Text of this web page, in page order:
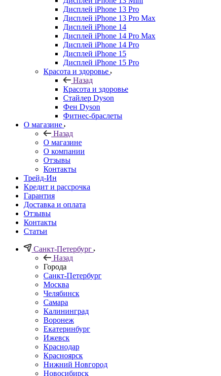
Дисплей iPhone 13 Pro
Дисплей iPhone 13 Pro Max
Дисплей iPhone 14
Дисплей iPhone 14 Pro Max
Дисплей iPhone 14 Pro
Дисплей iPhone 15
Дисплей iPhone 15 Pro
Красота и здоровье
Назад
Красота и здоровье
Стайлер Dyson
Фен Dyson
Фитнес-браслеты
О магазине
Назад
О магазине
О компании
Отзывы
Контакты
Трейд-Ин
Кредит и рассрочка
Гарантия
Доставка и оплата
Отзывы
Контакты
Статьи
Санкт-Петербург
Назад
Города
Санкт-Петербург
Москва
Челябинск
Самара
Калининград
Воронеж
Екатеринбург
Ижевск
Краснодар
Красноярск
Нижний Новгород
Новосибирск